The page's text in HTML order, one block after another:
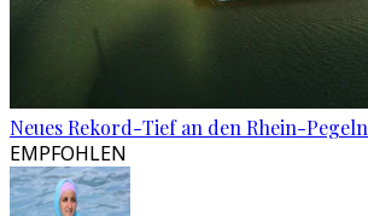
Neues Rekord-Tief an den Rhein-Pegeln
EMPFOHLEN